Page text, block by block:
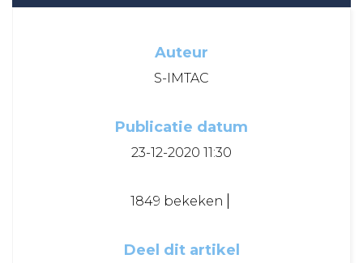
Auteur
S-IMTAC
Publicatie datum
23-12-2020 11:30
1849 bekeken
Deel dit artikel